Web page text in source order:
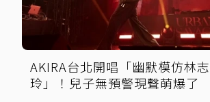
AKIRA台北開唱「幽默模仿林志
玲」！兒子無預警現聲萌爆了